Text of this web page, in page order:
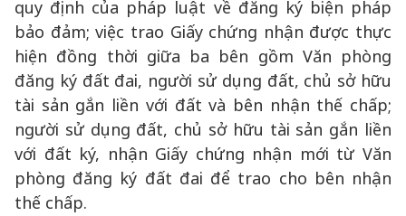
quy định của pháp luật về đăng ký biện pháp
bảo đảm; việc trao Giấy chứng nhận được thực
hiện đồng thời giữa ba bên gồm Văn phòng
đăng ký đất đai, người sử dụng đất, chủ sở hữu
tài sản gắn liền với đất và bên nhận thế chấp;
người sử dụng đất, chủ sở hữu tài sản gắn liền
với đất ký, nhận Giấy chứng nhận mới từ Văn
phòng đăng ký đất đai để trao cho bên nhận
thế chấp.